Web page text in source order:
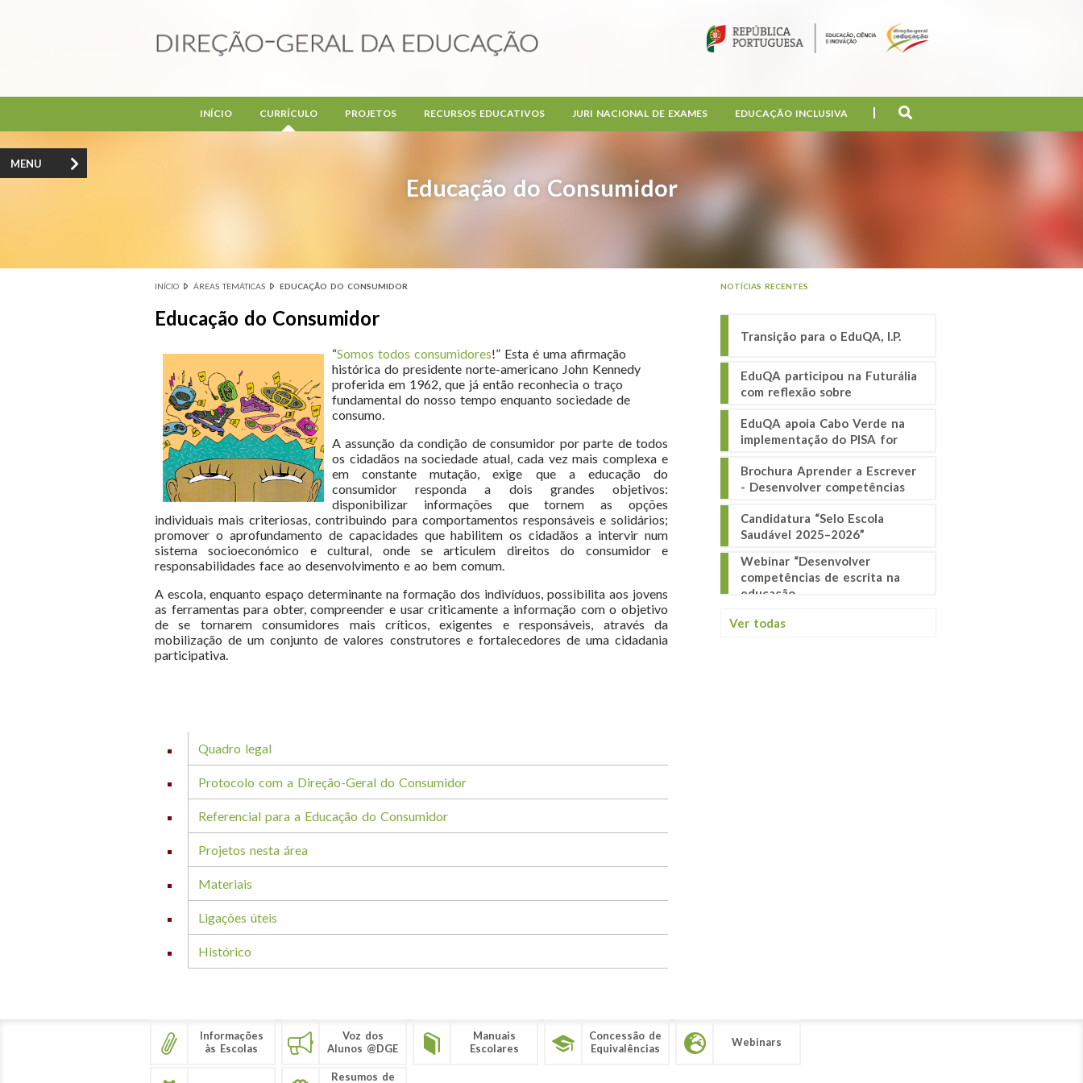
Educação do Consumidor
INÍCIO CURRÍCULO PROJETOS RECURSOS EDUCATIVOS JURI NACIONAL DE EXAMES EDUCAÇÃO INCLUSIVA
INÍCIO ÁREAS TEMÁTICAS EDUCAÇÃO DO CONSUMIDOR
Educação do Consumidor
“Somos todos consumidores!” Esta é uma afirmação
histórica do presidente norte-americano John Kennedy
proferida em 1962, que já então reconhecia o traço
fundamental do nosso tempo enquanto sociedade de
consumo.
A assunção da condição de consumidor por parte de todos
os cidadãos na sociedade atual, cada vez mais complexa e
em constante mutação, exige que a educação do
consumidor responda a dois grandes objetivos:
disponibilizar informações que tornem as opções
individuais mais criteriosas, contribuindo para comportamentos responsáveis e solidários;
promover o aprofundamento de capacidades que habilitem os cidadãos a intervir num
sistema socioeconómico e cultural, onde se articulem direitos do consumidor e
responsabilidades face ao desenvolvimento e ao bem comum.
A escola, enquanto espaço determinante na formação dos indivíduos, possibilita aos jovens
as ferramentas para obter, compreender e usar criticamente a informação com o objetivo
de se tornarem consumidores mais críticos, exigentes e responsáveis, através da
mobilização de um conjunto de valores construtores e fortalecedores de uma cidadania
participativa.
Quadro legal
Protocolo com a Direção-Geral do Consumidor
Referencial para a Educação do Consumidor
Projetos nesta área
Materiais
Ligações úteis
Histórico
MENU
NOTÍCIAS RECENTES
Transição para o EduQA, I.P.
EduQA participou na Futurália
com reflexão sobre
EduQA apoia Cabo Verde na
implementação do PISA for
Brochura Aprender a Escrever
- Desenvolver competências
Candidatura “Selo Escola
Saudável 2025–2026”
Webinar “Desenvolver
competências de escrita na
educação
Ver todas
Informações
às Escolas
Voz dos
Alunos @DGE
Manuais
Escolares
Concessão de
Equivalências
Webinars
Resumos de